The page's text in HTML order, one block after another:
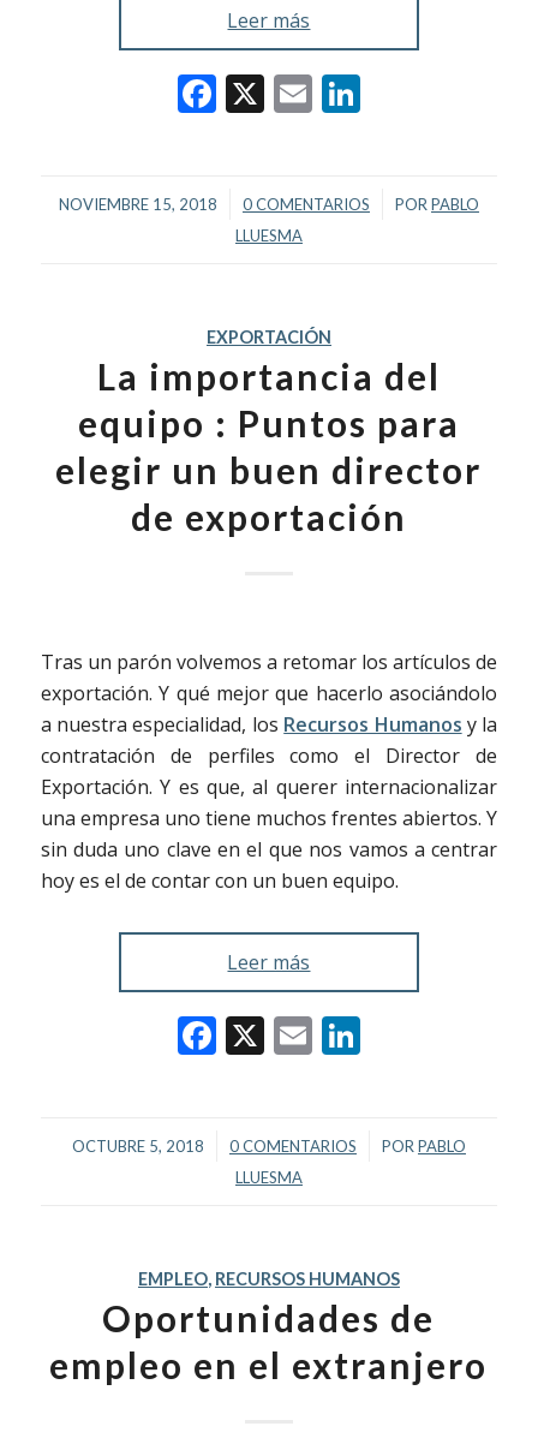
Leer más
Facebook
X EmailLinkedIn
NOVIEMBRE 15, 2018
/ 0 COMENTARIOS
/ POR PABLO
LLUESMA
EXPORTACIÓN
La importancia del
equipo : Puntos para
elegir un buen director
de exportación
Tras un parón volvemos a retomar los artículos de
exportación. Y qué mejor que hacerlo asociándolo
a nuestra especialidad, los Recursos Humanos y la
contratación de perfiles como el Director de
Exportación. Y es que, al querer internacionalizar
una empresa uno tiene muchos frentes abiertos. Y
sin duda uno clave en el que nos vamos a centrar
hoy es el de contar con un buen equipo.
Leer más
Facebook
X EmailLinkedIn
OCTUBRE 5, 2018
/ 0 COMENTARIOS
/ POR PABLO
LLUESMA
EMPLEO, RECURSOS HUMANOS
Oportunidades de
empleo en el extranjero